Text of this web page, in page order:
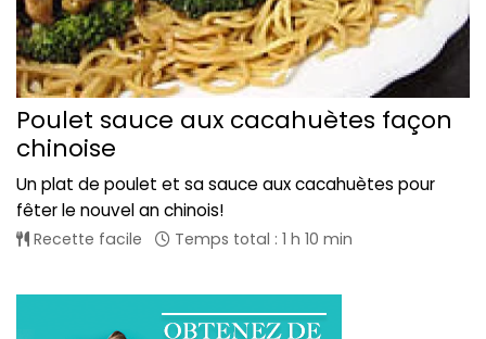
Poulet sauce aux cacahuètes façon
chinoise
Un plat de poulet et sa sauce aux cacahuètes pour
fêter le nouvel an chinois!
Recette facile Temps total : 1 h 10 min